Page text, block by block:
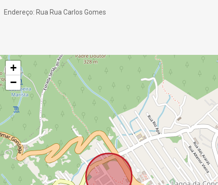
Endereço: Rua Rua Carlos Gomes
+
−